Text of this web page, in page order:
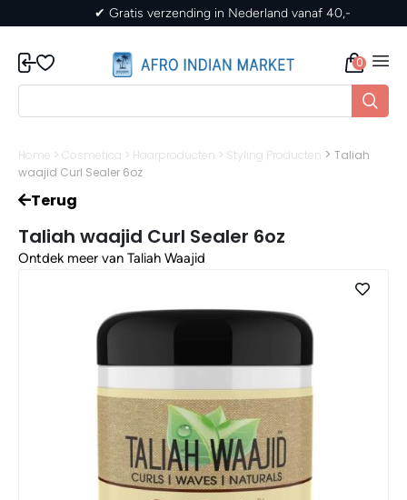
✔ Gratis verzending in Nederland vanaf 40,-
0
Home > Cosmetica > Haarproducten > Styling Producten > Taliah
waajid Curl Sealer 6oz
Terug
Taliah waajid Curl Sealer 6oz
Ontdek meer van Taliah Waajid